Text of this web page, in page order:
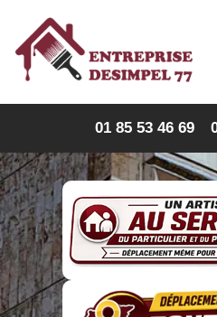
01 85 53 46 69